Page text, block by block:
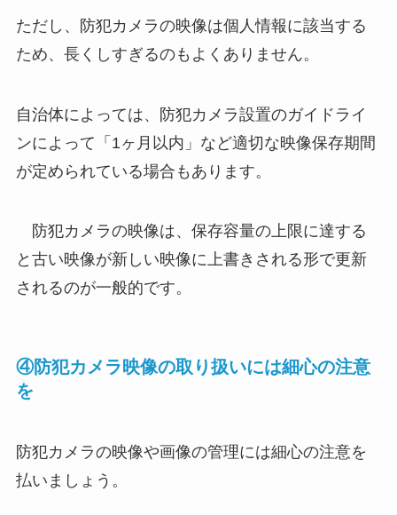
ただし、防犯カメラの映像は個人情報に該当する
ため、長くしすぎるのもよくありません。
自治体によっては、防犯カメラ設置のガイドライ
ンによって「1ヶ月以内」など適切な映像保存期間
が定められている場合もあります。
防犯カメラの映像は、保存容量の上限に達する
と古い映像が新しい映像に上書きされる形で更新
されるのが一般的です。
④防犯カメラ映像の取り扱いには細心の注意
を
防犯カメラの映像や画像の管理には細心の注意を
払いましょう。